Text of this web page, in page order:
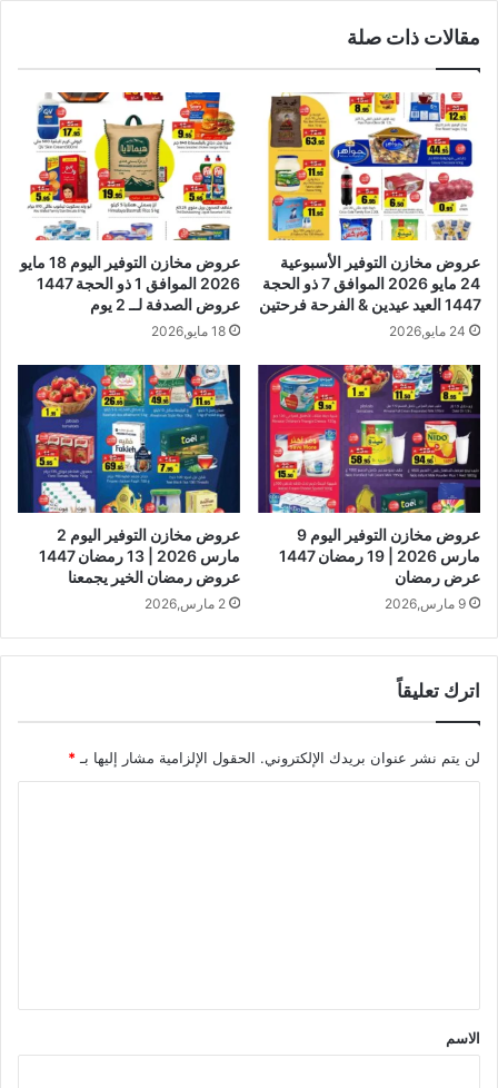
مقالات ذات صلة
عروض مخازن التوفير الأسبوعية
24 مايو 2026 الموافق 7 ذو الحجة
1447 العيد عيدين & الفرحة فرحتين
24 مايو,2026
عروض مخازن التوفير اليوم 18 مايو
2026 الموافق 1 ذو الحجة 1447
عروض الصدفة لــ 2 يوم
18 مايو,2026
عروض مخازن التوفير اليوم 9
مارس 2026 | 19 رمضان 1447
عرض رمضان
9 مارس,2026
عروض مخازن التوفير اليوم 2
مارس 2026 | 13 رمضان 1447
عروض رمضان الخير يجمعنا
2 مارس,2026
اترك تعليقاً
لن يتم نشر عنوان بريدك الإلكتروني. الحقول الإلزامية مشار إليها بـ*
*
الاسم